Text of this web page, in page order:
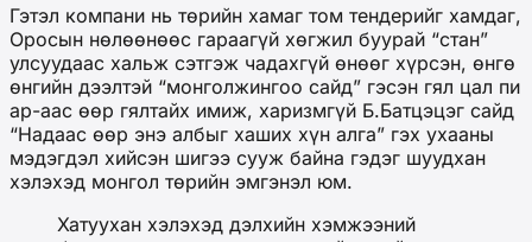
Гэтэл компани нь төрийн хамаг том тендерийг хамдаг,
Оросын нөлөөнөөс гараагүй хөгжил буурай “стан”
улсуудаас хальж сэтгэж чадахгүй өнөөг хүрсэн, өнгө
өнгийн дээлтэй “монголжингоо сайд” гэсэн гял цал пи
ар-аас өөр гялтайх имиж, харизмгүй Б.Батцэцэг сайд
“Надаас өөр энэ албыг хаших хүн алга” гэх ухааны
мэдэгдэл хийсэн шигээ сууж байна гэдэг шуудхан
хэлэхэд монгол төрийн эмгэнэл юм.
Хатуухан хэлэхэд дэлхийн хэмжээний